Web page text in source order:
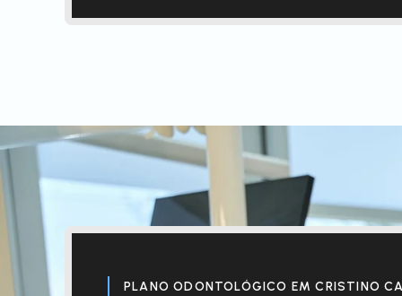
PLANO ODONTOLÓGICO EM CRISTINO